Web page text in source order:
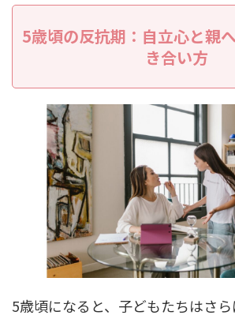
5歳頃の反抗期：自立心と親
き合い方
5歳頃になると、子どもたちはさ